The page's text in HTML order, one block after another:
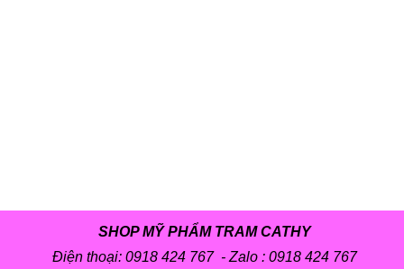
SHOP MỸ PHẨM TRAM CATHY
Điện thoại: 0918 424 767 - Zalo : 0918 424 767